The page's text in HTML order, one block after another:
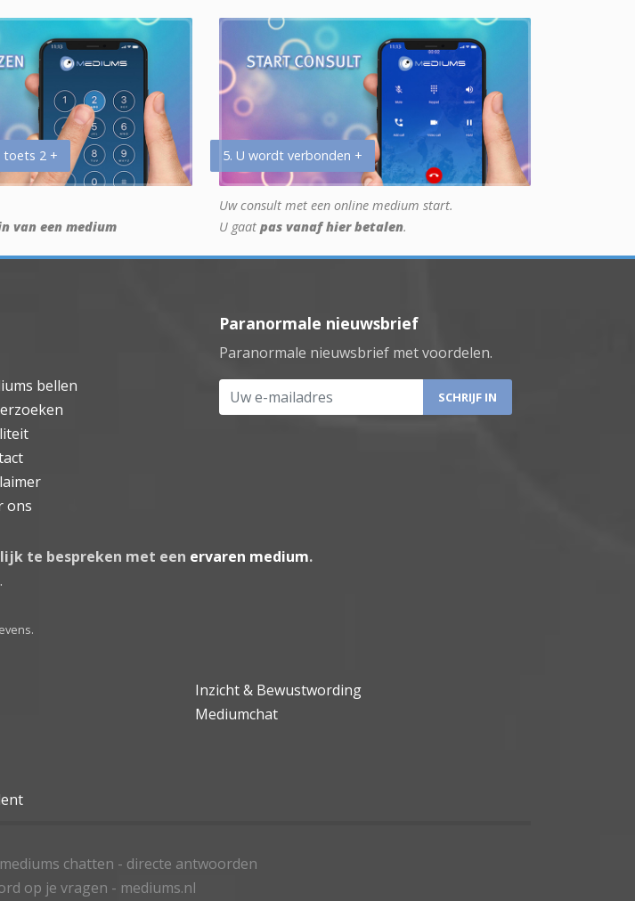
toets 2 +
van een medium
5. U wordt verbonden +
Uw consult met een online medium start.
U gaat pas vanaf hier betalen.
bellen
ons
Paranormale nieuwsbrief
Paranormale nieuwsbrief met voordelen.
Uw e-mailadres
te bespreken met een ervaren medium.
Inzicht & Bewustwording
Mediumchat
chatten - directe antwoorden
op je vragen - mediums.nl